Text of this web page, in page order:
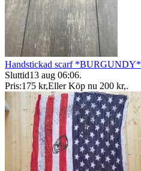
Handstickad scarf *BURGUNDY*
Sluttid13 aug 06:06.
Pris:175 kr,Eller Köp nu 200 kr,.